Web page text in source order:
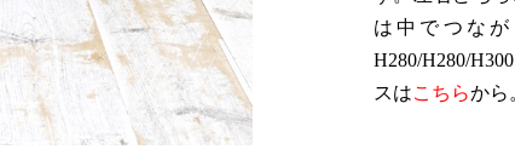
は中でつな
H280/H280/
スはこちらから